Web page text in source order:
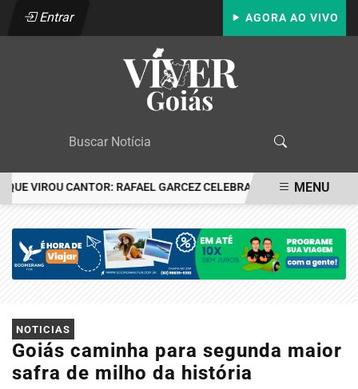
Entrar AGORA AO VIVO
VIROU CANTOR: RAFAEL GARCEZ CELEBRA 24 ANOS COM
MENU
NOTICIAS
Goiás caminha para segunda maior
safra de milho da história